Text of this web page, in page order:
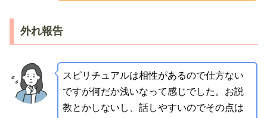
外れ報告
スピリチュアルは相性があるので仕方ない
ですが何だか浅いなって感じでした。お説
教とかしないし、話しやすいのでその点は